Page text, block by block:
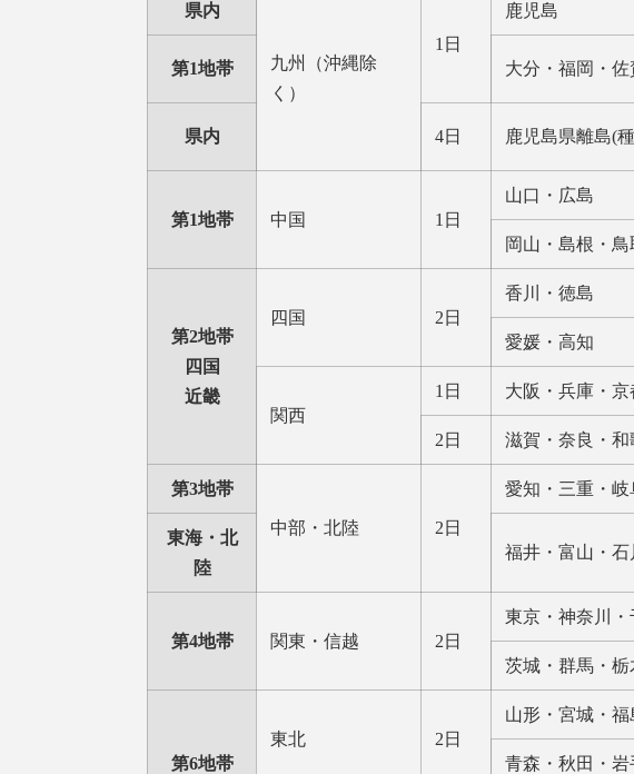
県内
九州（沖縄除
く）
1日
鹿児島
第1地帯 大分・福岡・
県内 4日 鹿児島県離島(
第1地帯 中国 1日
山口・広島
岡山・島根・鳥
第2地帯
四国
近畿
四国 2日
香川・徳島
愛媛・高知
関西
1日 大阪・兵庫・京
2日 滋賀・奈良・和
第3地帯
中部・北陸 2日
愛知・三重・岐
東海・北
陸
福井・富山・石
第4地帯 関東・信越 2日
東京・神奈川
茨城・群馬・
第6地帯
東北 2日
山形・宮城・福
青森・秋田・岩